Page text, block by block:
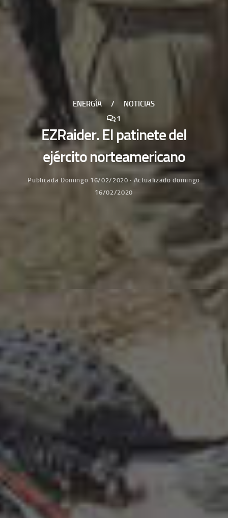
ENERGÍA /
NOTICIAS
1
EZRaider. El patinete del
ejército norteamericano
Publicada Domingo 16/02/2020 · Actualizadodomingo
16/02/2020